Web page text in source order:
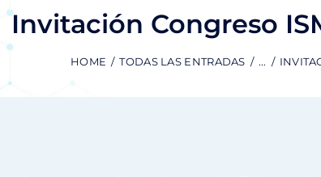
Invitación Congreso
HOME TODAS LAS ENTRADAS ...